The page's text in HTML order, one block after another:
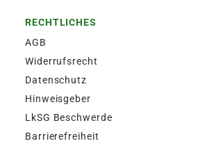
RECHTLICHES
AGB
Widerrufsrecht
Datenschutz
Hinweisgeber
LkSG Beschwerde
Barrierefreiheit